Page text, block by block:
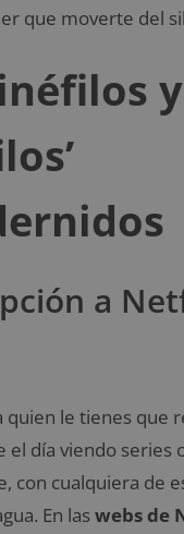
que moverte del
y
a
quien le tienes que
el día viendo series
con cualquiera de
En laswebs de